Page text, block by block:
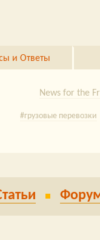
и Ответы
News for the
#грузовые перевозки
3PL склады России